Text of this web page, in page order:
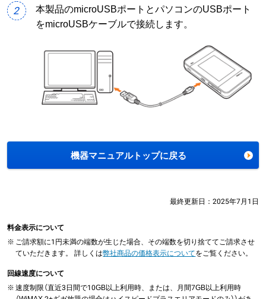
2
本製品のmicroUSBポートとパソコンのUSBポート
をmicroUSBケーブルで接続します。
機器マニュアルトップに戻る
最終更新日： 2025年7月1日
料金表示について
※ ご請求額に1円未満の端数が生じた場合、その端数を切り捨ててご請求させ
ていただきます。 詳しくは弊社商品の価格表示についてをご覧ください。
回線速度について
※速度制限（直近3日間で10GB以上利用時、または、月間7GB以上利用時